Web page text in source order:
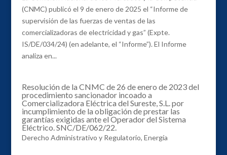
(CNMC) publicó el 9 de enero de 2025 el “Informe de
supervisión de las fuerzas de ventas de las
comercializadoras de electricidad y gas” (Expte.
IS/DE/034/24) (en adelante, el “Informe”). El Informe
analiza en...
Resolución de la CNMC de 26 de enero de 2023 del
procedimiento sancionador incoado a
Comercializadora Eléctrica del Sureste, S.L. por
incumplimiento de la obligación de prestar las
garantías exigidas ante el Operador del Sistema
Eléctrico. SNC/DE/062/22.
Derecho Administrativo y Regulatorio, Energía